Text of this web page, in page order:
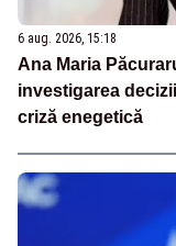
6 aug. 2026, 15:18
Ana Maria
investigarea
criză enegetică